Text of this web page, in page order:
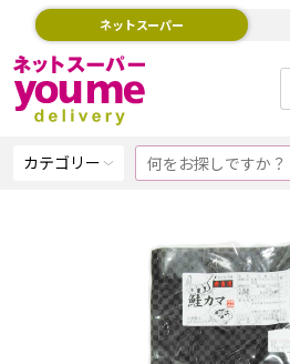
ネットスーパー
カテゴリー